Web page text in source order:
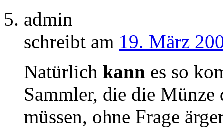
admin
schreibt am 19. März
Natürlich kann es so
Sammler, die die
müssen, ohne Frage